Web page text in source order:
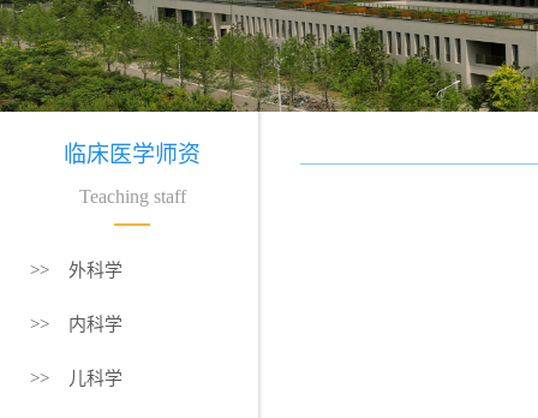
临床医学师资
Teaching staff
>> 外科学
>> 内科学
>> 儿科学